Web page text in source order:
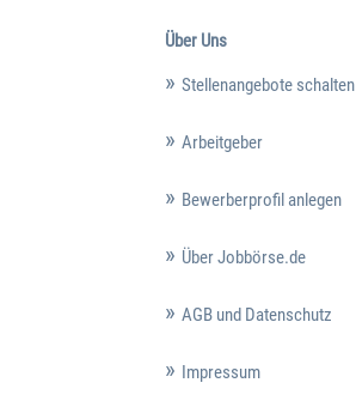
Über Uns
Stellenangebote schalten
Arbeitgeber
Bewerberprofil anlegen
Über Jobbörse.de
AGB und Datenschutz
Impressum